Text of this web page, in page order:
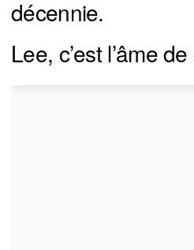
décennie.
Lee, c’est l’âme